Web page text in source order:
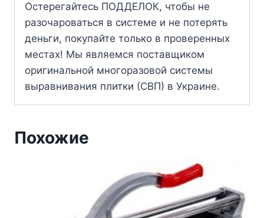
Остерегайтесь ПОДДЕЛОК, чтобы не
разочароваться в системе и не потерять
деньги, покупайте только в проверенных
местах! Мы являемся поставщиком
оригинальной многоразовой системы
выравнивания плитки (СВП) в Украине.
Похожие